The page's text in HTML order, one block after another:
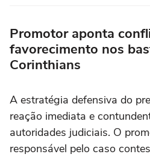
Promotor aponta
favorecimento nos
Corinthians
A estratégia defensiva do
reação imediata e
autoridades judiciais. O
responsável pelo caso